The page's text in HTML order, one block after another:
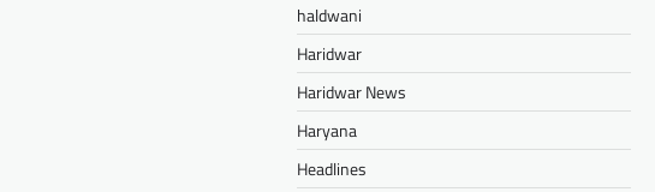
haldwani
Haridwar
Haridwar News
Haryana
Headlines